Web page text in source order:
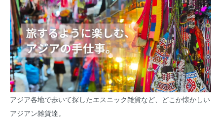
アジア各地で歩いて探したエスニック雑貨など、どこか懐かしい
アジアン雑貨達。